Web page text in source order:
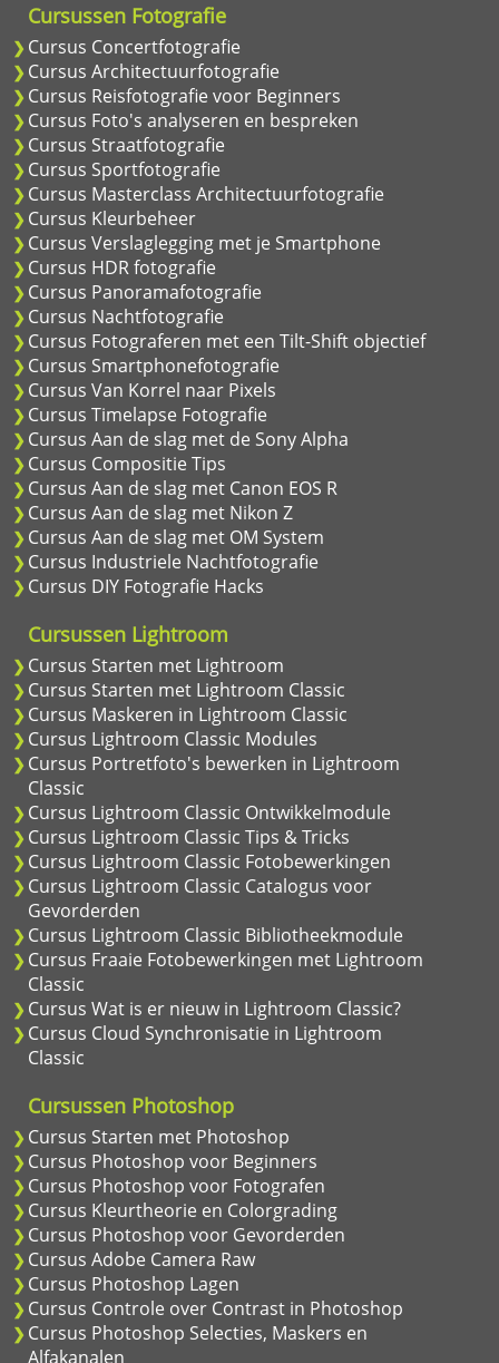
Cursussen Fotografie
Cursus Concertfotografie
Cursus Architectuurfotografie
Cursus Reisfotografie voor Beginners
Cursus Foto's analyseren en bespreken
Cursus Straatfotografie
Cursus Sportfotografie
Cursus Masterclass Architectuurfotografie
Cursus Kleurbeheer
Cursus Verslaglegging met je Smartphone
Cursus HDR fotografie
Cursus Panoramafotografie
Cursus Nachtfotografie
Cursus Fotograferen met een Tilt-Shift objectief
Cursus Smartphonefotografie
Cursus Van Korrel naar Pixels
Cursus Timelapse Fotografie
Cursus Aan de slag met de Sony Alpha
Cursus Compositie Tips
Cursus Aan de slag met Canon EOS R
Cursus Aan de slag met Nikon Z
Cursus Aan de slag met OM System
Cursus Industriele Nachtfotografie
Cursus DIY Fotografie Hacks
Cursussen Lightroom
Cursus Starten met Lightroom
Cursus Starten met Lightroom Classic
Cursus Maskeren in Lightroom Classic
Cursus Lightroom Classic Modules
Cursus Portretfoto's bewerken in Lightroom
Classic
Cursus Lightroom Classic Ontwikkelmodule
Cursus Lightroom Classic Tips & Tricks
Cursus Lightroom Classic Fotobewerkingen
Cursus Lightroom Classic Catalogus voor
Gevorderden
Cursus Lightroom Classic Bibliotheekmodule
Cursus Fraaie Fotobewerkingen met Lightroom
Classic
Cursus Wat is er nieuw in Lightroom Classic?
Cursus Cloud Synchronisatie in Lightroom
Classic
Cursussen Photoshop
Cursus Starten met Photoshop
Cursus Photoshop voor Beginners
Cursus Photoshop voor Fotografen
Cursus Kleurtheorie en Colorgrading
Cursus Photoshop voor Gevorderden
Cursus Adobe Camera Raw
Cursus Photoshop Lagen
Cursus Controle over Contrast in Photoshop
Cursus Photoshop Selecties, Maskers en
Alfakanalen